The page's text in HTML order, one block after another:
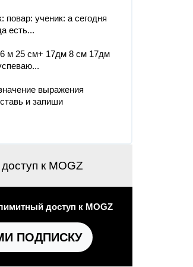
повар: ученик: а сегодня
есть...
м 25 см+ 17дм 8 см 17дм
выражения
и запиши
к MOGZ
доступ к MOGZ
ПОДПИСКУ